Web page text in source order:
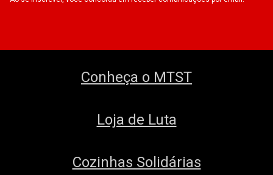
Conheça o MTST
Loja de Luta
Cozinhas Solidárias